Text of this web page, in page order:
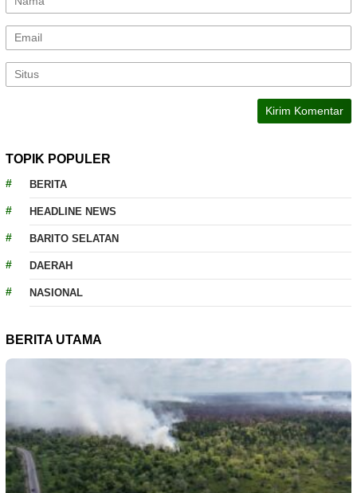
TOPIK POPULER
BERITA
HEADLINE NEWS
BARITO SELATAN
DAERAH
NASIONAL
BERITA UTAMA